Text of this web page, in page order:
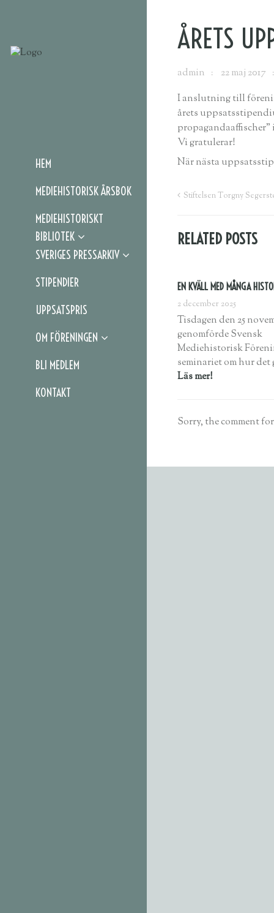
HEM
MEDIEHISTORISK ÅRSBOK
MEDIEHISTORISKT
BIBLIOTEK
SVERIGES PRESSARKIV
STIPENDIER
UPPSATSPRIS
OM FÖRENINGEN
BLI MEDLEM
KONTAKT
ÅRETS
admin
22 maj 2017
I anslutning till
årets
Vi gratulerar!
När nästa
Stiftelsen Torgny
RELATED POSTS
EN KVÄLL MED MÅNGA
2 december 2025
Tisdagen den 25
genomförde Svensk
Mediehistorisk
seminariet om hur
Läs mer!
Sorry, the comment